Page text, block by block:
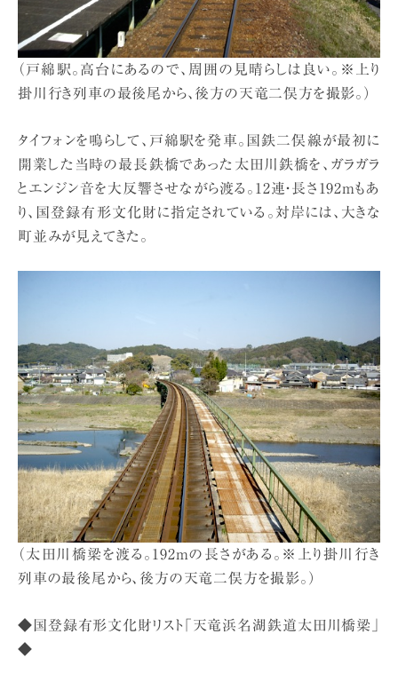
（戸綿駅。高台にあるので、周囲の見晴らしは良い。※上り
掛川行き列車の最後尾から、後方の天竜二俣方を撮影。）
タイフォンを鳴らして、戸綿駅を発車。国鉄二俣線が最初に
開業した当時の最長鉄橋であった太田川鉄橋を、ガラガラ
とエンジン音を大反響させながら渡る。12連・長さ192mもあ
り、国登録有形文化財に指定されている。対岸には、大きな
町並みが見えてきた。
（太田川橋梁を渡る。192mの長さがある。※上り掛川行き
列車の最後尾から、後方の天竜二俣方を撮影。）
◆国登録有形文化財リスト「天竜浜名湖鉄道太田川橋梁」
◆